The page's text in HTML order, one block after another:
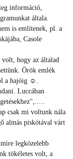
információ,
általa.
is említenek, pl. a
Casole
hogy az általad
Örök emlék
a hajóig ☺.
Luccában
csak mi voltunk nála
almás piskótával várt
legközelebb
tökéletes volt, a